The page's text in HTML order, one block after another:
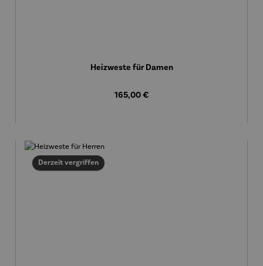
Heizweste für Damen
Regulärer Preis:
165,00 €
Derzeit vergriffen